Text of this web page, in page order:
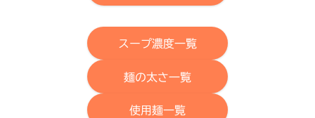
スープ濃度一覧
麺の太さ一覧
使用麺一覧